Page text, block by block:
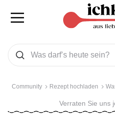
Was wollen Sie suchen
Suchen
Community Rezept hochladen
Verraten Sie uns